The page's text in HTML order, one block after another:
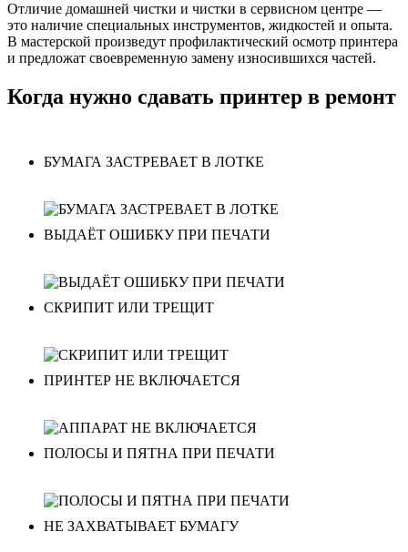
Отличие домашней чистки и чистки в сервисном центре —
это наличие специальных инструментов, жидкостей и опыта.
В мастерской произведут профилактический осмотр принтера
и предложат своевременную замену износившихся частей.
Когда нужно сдавать принтер в ремонт
БУМАГА ЗАСТРЕВАЕТ В ЛОТКЕ
ВЫДАЁТ ОШИБКУ ПРИ ПЕЧАТИ
СКРИПИТ ИЛИ ТРЕЩИТ
ПРИНТЕР НЕ ВКЛЮЧАЕТСЯ
ПОЛОСЫ И ПЯТНА ПРИ ПЕЧАТИ
НЕ ЗАХВАТЫВАЕТ БУМАГУ